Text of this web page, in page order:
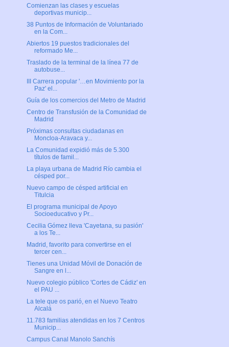
Comienzan las clases y escuelas
deportivas municip...
38 Puntos de Información de Voluntariado
en la Com...
Abiertos 19 puestos tradicionales del
reformado Me...
Traslado de la terminal de la línea 77 de
autobuse...
III Carrera popular '…en Movimiento por la
Paz' el...
Guía de los comercios del Metro de Madrid
Centro de Transfusión de la Comunidad de
Madrid
Próximas consultas ciudadanas en
Moncloa-Aravaca y...
La Comunidad expidió más de 5.300
títulos de famil...
La playa urbana de Madrid Río cambia el
césped por...
Nuevo campo de césped artificial en
Titulcia
El programa municipal de Apoyo
Socioeducativo y Pr...
Cecilia Gómez lleva 'Cayetana, su pasión'
a los Te...
Madrid, favorito para convertirse en el
tercer cen...
Tienes una Unidad Móvil de Donación de
Sangre en l...
Nuevo colegio público 'Cortes de Cádiz' en
el PAU ...
La tele que os parió, en el Nuevo Teatro
Alcalá
11.783 familias atendidas en los 7 Centros
Municip...
Campus Canal Manolo Sanchís